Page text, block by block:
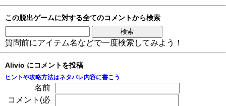
この脱出ゲームに対する全てのコメントから検索
質問前にアイテム名などで一度検索してみよう！
Alivio にコメントを投稿
ヒントや攻略方法はネタバレ内容に書こう
名前
コメント(必